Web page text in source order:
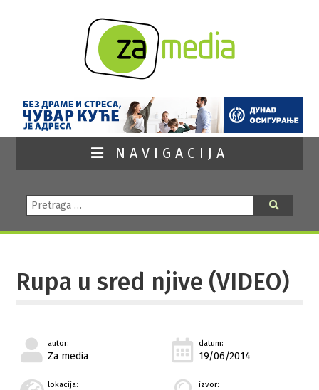
NAVIGACIJA
Pretraga:
Rupa u sred njive (VIDEO)
autor:
Za media
datum:
19/06/2014
lokacija: izvor: